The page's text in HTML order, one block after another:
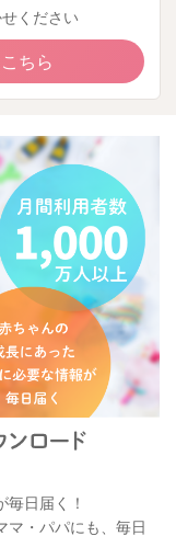
ください
ちら
日届く！
マ・パパにも、毎日